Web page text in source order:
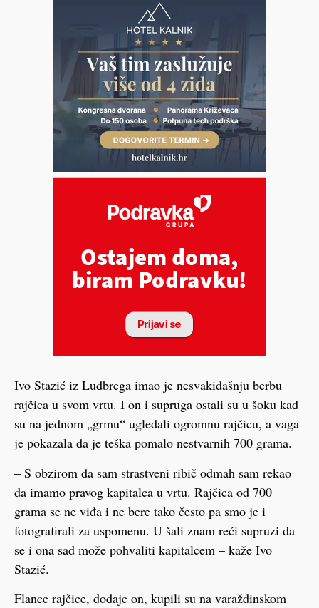
Ivo Stazić iz Ludbrega imao je nesvakidašnju berbu
rajčica u svom vrtu. I on i supruga ostali su u šoku kad
su na jednom „grmu“ ugledali ogromnu rajčicu, a vaga
je pokazala da je teška pomalo nestvarnih 700 grama.
– S obzirom da sam strastveni ribič odmah sam rekao
da imamo pravog kapitalca u vrtu. Rajčica od 700
grama se ne viđa i ne bere tako često pa smo je i
fotografirali za uspomenu. U šali znam reći supruzi da
se i ona sad može pohvaliti kapitalcem – kaže Ivo
Stazić.
Flance rajčice, dodaje on, kupili su na varaždinskom